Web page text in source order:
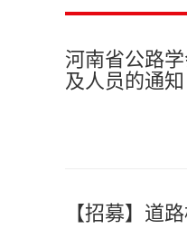
河南省公路
及人员的通知
【招募】道